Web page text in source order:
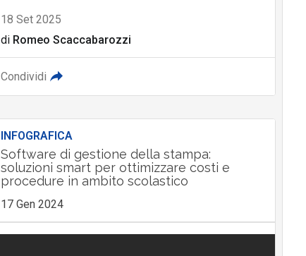
18 Set 2025
di Romeo Scaccabarozzi
Condividi
INFOGRAFICA
Software di gestione della stampa:
soluzioni smart per ottimizzare costi e
procedure in ambito scolastico
17 Gen 2024